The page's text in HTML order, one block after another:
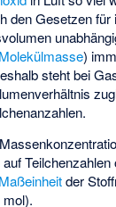
den Gesetzen für
Molekülmasse)
steht bei
Maßeinheitder
mol).